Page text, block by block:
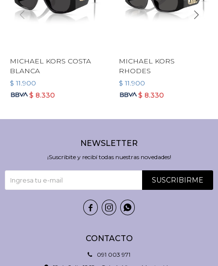
MICHAEL KORS COSTA
BLANCA
$ 11.900
$ 8.330
MICHAEL KORS
RHODES
$ 11.900
$ 8.330
CONTACTO
091 003 971
NEWSLETTER
¡Suscribite y recibí todas nuestras novedades!
SUSCRIBIRME
  